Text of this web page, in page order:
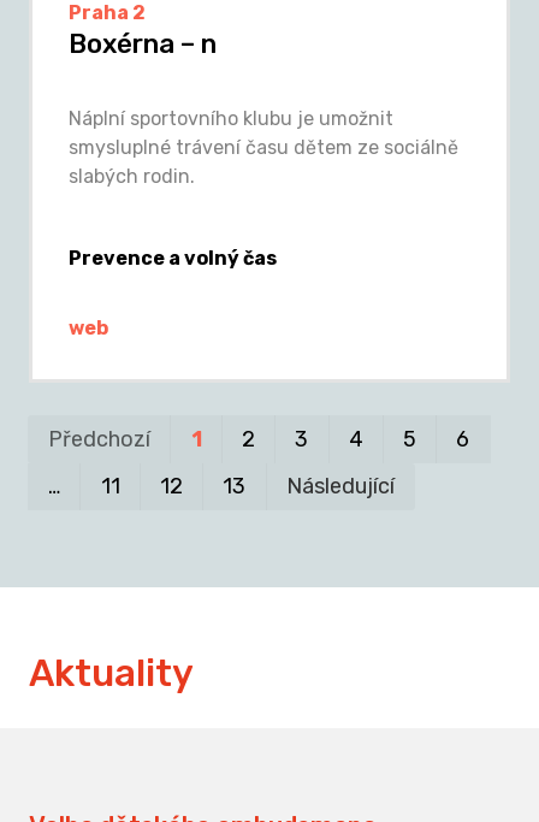
Praha 2
Boxérna – n
Náplní sportovního klubu je umožnit
smysluplné trávení času dětem ze sociálně
slabých rodin.
Prevence a volný čas
web
Předchozí 1 2 3 4 5
6
…
11 12 13 Následující
Aktuality